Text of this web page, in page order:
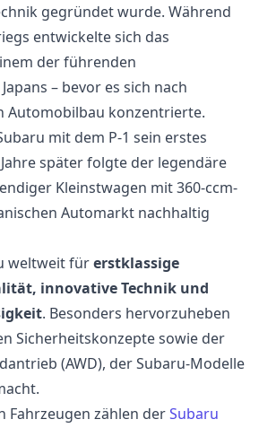
gegründet wurde. Während
entwickelte sich das
der führenden
– bevor es sich nach
Automobilbau konzentrierte.
mit dem P-1 sein erstes
später folgte der legendäre
Kleinstwagen mit 360-ccm-
Automarkt nachhaltig
weltweit fürerstklassige
innovative Technik und
. Besonders hervorzuheben
Sicherheitskonzepte sowie der
(AWD), der Subaru-Modelle
Fahrzeugen zählen derSubaru